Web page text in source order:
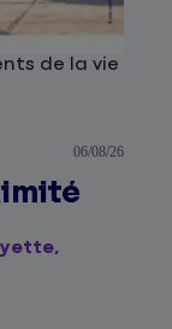
de la vie
06/08/26